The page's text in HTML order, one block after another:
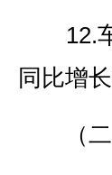
12.车
同比增长
（二